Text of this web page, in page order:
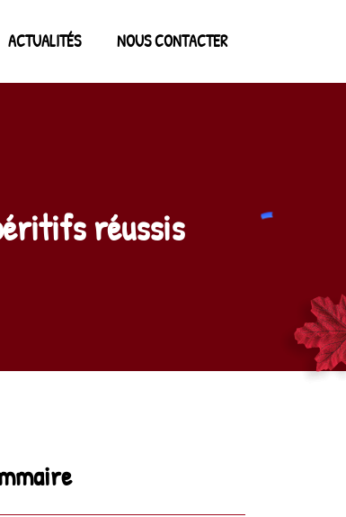
ACTUALITÉS NOUS CONTACTER
réussis